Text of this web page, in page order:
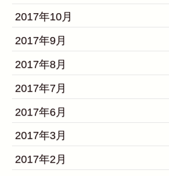
2017年10月
2017年9月
2017年8月
2017年7月
2017年6月
2017年3月
2017年2月